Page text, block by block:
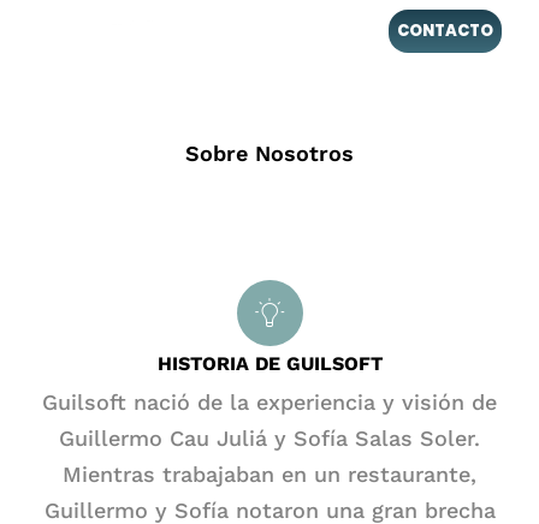
CONTACTO
Sobre Nosotros
HISTORIA DE GUILSOFT
Guilsoft nació de la experiencia y visión de
Guillermo Cau Juliá y Sofía Salas Soler.
Mientras trabajaban en un restaurante,
Guillermo y Sofía notaron una gran brecha